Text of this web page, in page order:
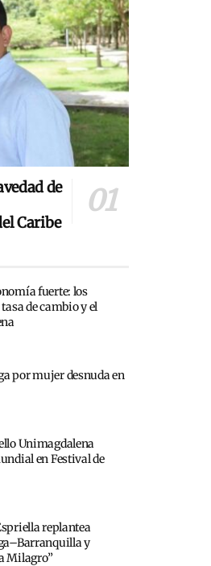
de
Caribe
fuerte: los
de cambio y el
por mujer desnuda en
Unimagdalena
en Festival de
replantea
y
Milagro”